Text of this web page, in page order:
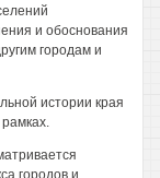
и обоснования
городам и
истории края
городов и